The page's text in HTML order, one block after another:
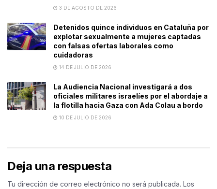
3 DE AGOSTO DE 2026
Detenidos quince individuos en Cataluña por
explotar sexualmente a mujeres captadas
con falsas ofertas laborales como
cuidadoras
14 DE JULIO DE 2026
La Audiencia Nacional investigará a dos
oficiales militares israelíes por el abordaje a
la flotilla hacia Gaza con Ada Colau a bordo
10 DE JULIO DE 2026
Deja una respuesta
Tu dirección de correo electrónico no será publicada. Los